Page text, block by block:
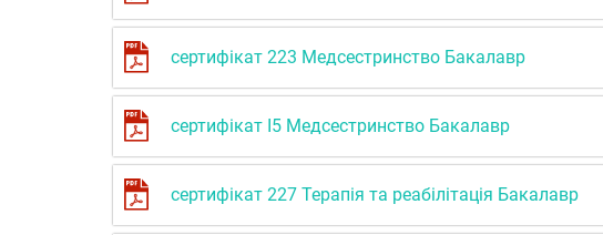
сертифікат 223 Медсестринство Бакалавр
сертифікат І5 Медсестринство Бакалавр
сертифікат 227 Терапія та реабілітація Бакалавр